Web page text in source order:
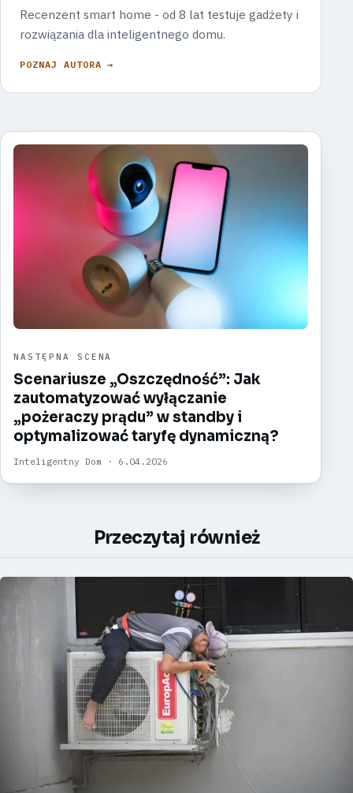
Recenzent smart home - od 8 lat testuje gadżety i
rozwiązania dla inteligentnego domu.
POZNAJ AUTORA →
NASTĘPNA SCENA
Scenariusze „Oszczędność”: Jak
zautomatyzować wyłączanie
„pożeraczy prądu” w standby i
optymalizować taryfę dynamiczną?
Inteligentny Dom · 6.04.2026
Przeczytaj również